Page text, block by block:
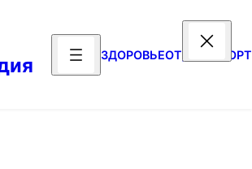
ЗДОРОВЬЕОТДЫХ СПОРТ